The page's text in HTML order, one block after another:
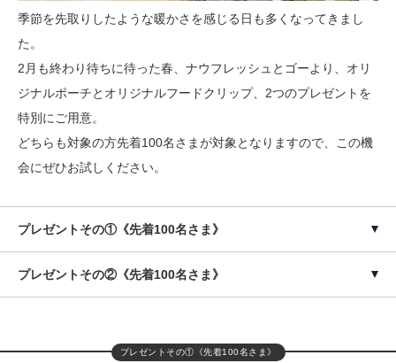
季節を先取りしたような暖かさを感じる日も多くなってきまし
た。
2月も終わり待ちに待った春、ナウフレッシュとゴーより、オリ
ジナルポーチとオリジナルフードクリップ、2つのプレゼントを
特別にご用意。
どちらも対象の方先着100名さまが対象となりますので、この機
会にぜひお試しください。
プレゼントその①《先着100名さま》
プレゼントその②《先着100名さま》
プレゼントその①《先着100名さま》